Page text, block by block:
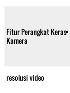
Fitur Perangkat Keras
Kamera
resolusi video